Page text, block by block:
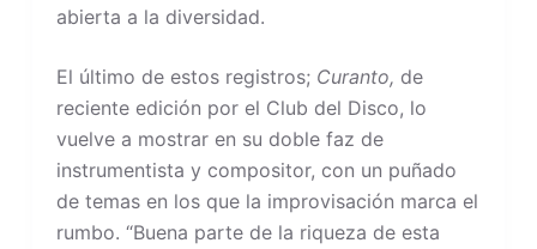
abierta a la diversidad.
El último de estos registros; Curanto, de
reciente edición por el Club del Disco, lo
vuelve a mostrar en su doble faz de
instrumentista y compositor, con un puñado
de temas en los que la improvisación marca el
rumbo. “Buena parte de la riqueza de esta